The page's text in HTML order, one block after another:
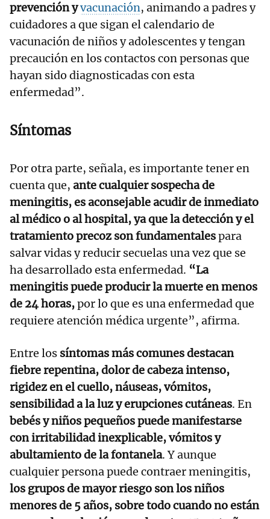
prevención yvacunación, animando a padres y
cuidadores a que sigan el calendario de
vacunación de niños y adolescentes y tengan
precaución en los contactos con personas que
hayan sido diagnosticadas con esta
enfermedad”.
Síntomas
Por otra parte, señala, es importante tener en
cuenta que, ante cualquier sospecha de
meningitis, es aconsejable acudir de inmediato
al médico o al hospital, ya que la detección y el
tratamiento precoz son fundamentalespara
salvar vidas y reducir secuelas una vez que se
ha desarrollado esta enfermedad. “La
meningitis puede producir la muerte en menos
de 24 horas,por lo que es una enfermedad que
requiere atención médica urgente”, afirma.
Entre los síntomas más comunes destacan
fiebre repentina, dolor de cabeza intenso,
rigidez en el cuello, náuseas, vómitos,
sensibilidad a la luz y erupciones cutáneas. En
bebés y niños pequeños puede manifestarse
con irritabilidad inexplicable, vómitos y
abultamiento de la fontanela. Y aunque
cualquier persona puede contraer meningitis,
los grupos de mayor riesgo son los niños
menores de 5 años, sobre todo cuando no están